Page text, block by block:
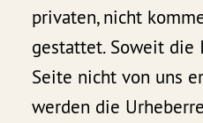
privaten, nicht
gestattet. Soweit die
Seite nicht von uns
werden die